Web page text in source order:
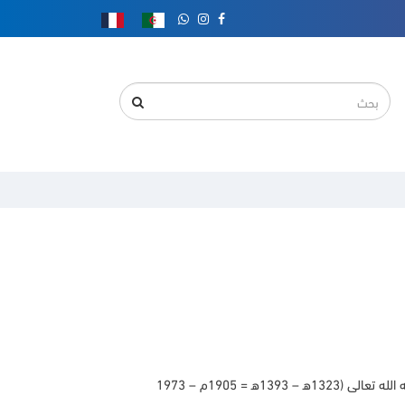
= 1905م – 1973